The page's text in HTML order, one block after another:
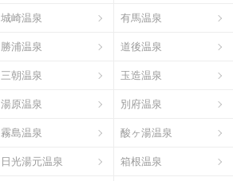
城崎温泉 有馬温泉
勝浦温泉 道後温泉
三朝温泉 玉造温泉
湯原温泉 別府温泉
霧島温泉 酸ヶ湯温泉
日光湯元温泉 箱根温泉